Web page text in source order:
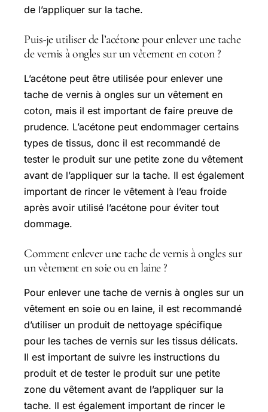
de l’appliquer sur la tache.
Puis-je utiliser de l’acétone pour enlever une tache
de vernis à ongles sur un vêtement en coton ?
L’acétone peut être utilisée pour enlever une
tache de vernis à ongles sur un vêtement en
coton, mais il est important de faire preuve de
prudence. L’acétone peut endommager certains
types de tissus, donc il est recommandé de
tester le produit sur une petite zone du vêtement
avant de l’appliquer sur la tache. Il est également
important de rincer le vêtement à l’eau froide
après avoir utilisé l’acétone pour éviter tout
dommage.
Comment enlever une tache de vernis à ongles sur
un vêtement en soie ou en laine ?
Pour enlever une tache de vernis à ongles sur un
vêtement en soie ou en laine, il est recommandé
d’utiliser un produit de nettoyage spécifique
pour les taches de vernis sur les tissus délicats.
Il est important de suivre les instructions du
produit et de tester le produit sur une petite
zone du vêtement avant de l’appliquer sur la
tache. Il est également important de rincer le